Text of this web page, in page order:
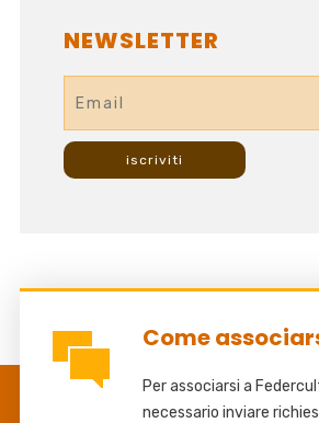
NEWSLETTER
Come
Per associarsi a
necessario inviare